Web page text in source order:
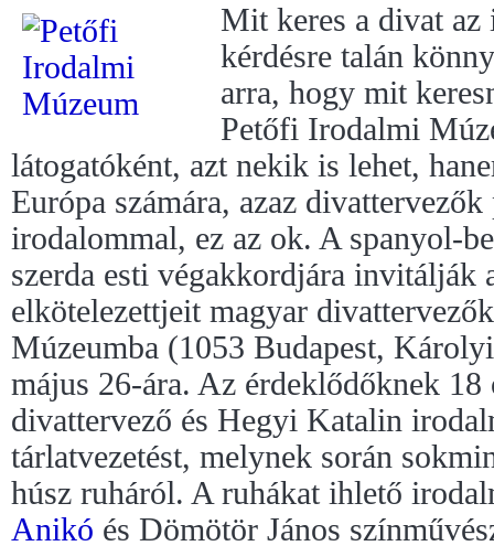
Mit keres a divat az
kérdésre talán
arra, hogy mit
Petőfi Irodalmi
látogatóként, azt nekik is lehet,
Európa számára, azaz divattervezők
irodalommal, ez az ok. A spanyol-
szerda esti végakkordjára invitálják
elkötelezettjeit magyar
Múzeumba (1053 Budapest,
május 26-ára. Az érdeklődőknek
divattervező és Hegyi Katalin
tárlatvezetést, melynek során
húsz ruháról. A ruhákat ihlető
Anikó és Dömötör János